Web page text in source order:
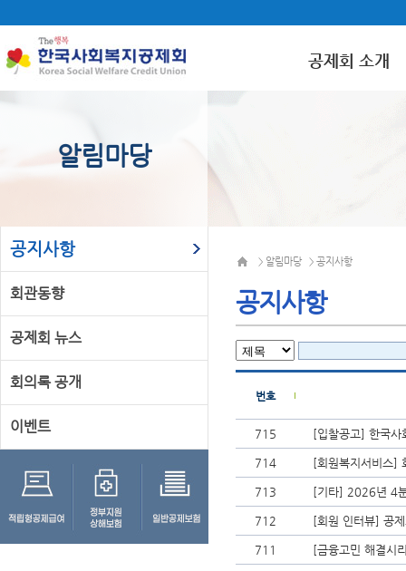
공제회 소개
알림마당
공지사항
회관동향
공제회 뉴스
회의록 공개
이벤트
> 알림마당 > 공지사항
공지사항
번호
715 [입찰공고] 한국사
714 [회원복지서비스]
713 [기타] 2026년 4
712 [회원 인터뷰] 공
711 [금융고민 해결시